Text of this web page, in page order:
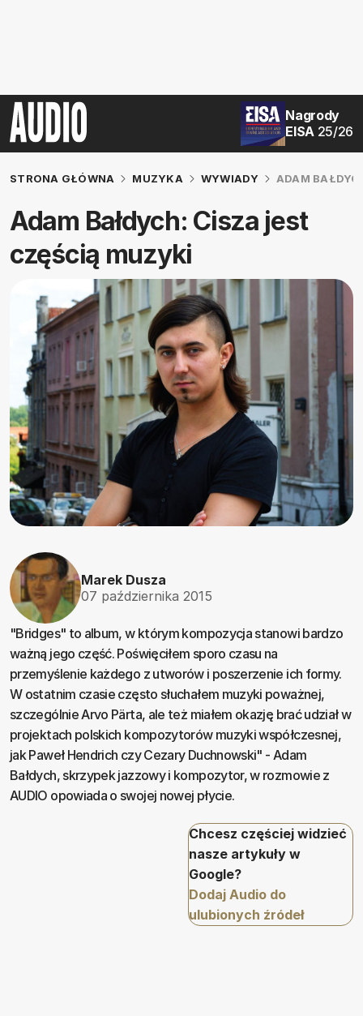
Nagrody
EISA 25/26
STRONA GŁÓWNA MUZYKA WYWIADY ADAM
Adam Bałdych: Cisza jest
częścią muzyki
Marek Dusza
07 października 2015
"Bridges" to album, w którym kompozycja stanowi bardzo
ważną jego część. Poświęciłem sporo czasu na
przemyślenie każdego z utworów i poszerzenie ich formy.
W ostatnim czasie często słuchałem muzyki poważnej,
szczególnie Arvo Pärta, ale też miałem okazję brać udział w
projektach polskich kompozytorów muzyki współczesnej,
jak Paweł Hendrich czy Cezary Duchnowski" - Adam
Bałdych, skrzypek jazzowy i kompozytor, w rozmowie z
AUDIO opowiada o swojej nowej płycie.
Chcesz częściej widzieć
nasze artykuły w
Google?
Dodaj Audio do
ulubionych źródeł